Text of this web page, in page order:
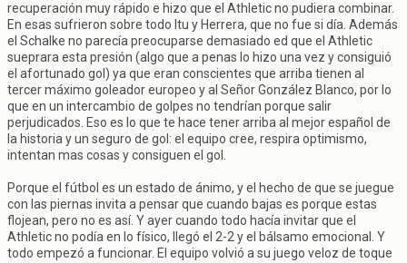
recuperación muy rápido e hizo que el Athletic no pudiera combinar.
En esas sufrieron sobre todo Itu y Herrera, que no fue si día. Además
el Schalke no parecía preocuparse demasiado ed que el Athletic
sueprara esta presión (algo que a penas lo hizo una vez y consiguió
el afortunado gol) ya que eran conscientes que arriba tienen al
tercer máximo goleador europeo y al Señor González Blanco, por lo
que en un intercambio de golpes no tendrían porque salir
perjudicados. Eso es lo que te hace tener arriba al mejor español de
la historia y un seguro de gol: el equipo cree, respira optimismo,
intentan mas cosas y consiguen el gol.
Porque el fútbol es un estado de ánimo, y el hecho de que se juegue
con las piernas invita a pensar que cuando bajas es porque estas
flojean, pero no es así. Y ayer cuando todo hacía invitar que el
Athletic no podía en lo físico, llegó el 2-2 y el bálsamo emocional. Y
todo empezó a funcionar. El equipo volvió a su juego veloz de toque